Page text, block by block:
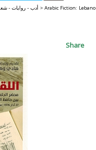
Arabic: Literature - Poetry - Fiction أدب - روايات - شعر - قصص > Arabic Fiction:
Share